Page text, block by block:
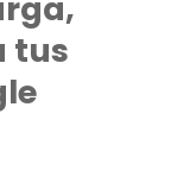
tus